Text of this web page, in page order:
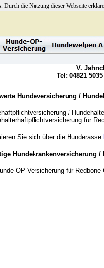
Durch die Nutzung dieser Webseite
Hundeversicherung /
/
für
Sie sich über die Hunderasse
Hundekrankenversicherung
OP-Versicherung für Redbone
V.
Tel: 04821